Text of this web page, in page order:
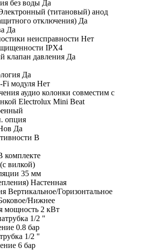
без воды Да
(титановый) анод
отключения) Да
Да
неисправности Нет
IPX4
клапан давления Да
Да
Fi модуля Нет
аудио колонки совместим с
Electrolux Mini Beat
опция
Да
B
комплекте
вилкой)
35 мм
Настенная
Вертикальное/Горизонтальное
Нижнее
мощность 2 кВт
1/2 "
0.8 бар
1/2 "
6 бар